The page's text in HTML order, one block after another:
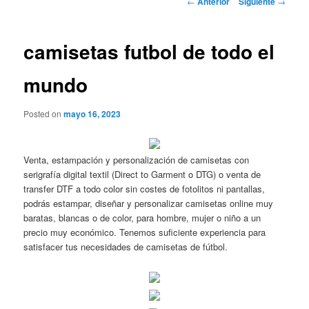
camisetas futbol de todo el
mundo
Posted onmayo 16, 2023
Venta, estampación y personalización de camisetas con
serigrafía digital textil (Direct to Garment o DTG) o venta de
transfer DTF a todo color sin costes de fotolitos ni pantallas,
podrás estampar, diseñar y personalizar camisetas online muy
baratas, blancas o de color, para hombre, mujer o niño a un
precio muy económico. Tenemos suficiente experiencia para
satisfacer tus necesidades de camisetas de fútbol.